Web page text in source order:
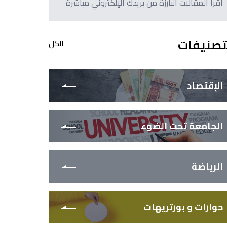
الكل
الإقتصاد
الجامعة تحت الضوء
الرياضة
حوارات و بورتريهات